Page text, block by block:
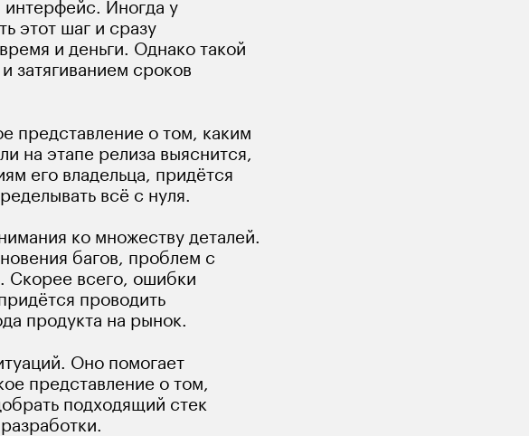
интерфейс. Иногда у
этот шаг и сразу
и деньги. Однако такой
затягиванием сроков
представление о том, каким
на этапе релиза выяснится,
его владельца, придётся
всё с нуля.
ко множеству деталей.
багов, проблем с
Скорее всего, ошибки
проводить
продукта на рынок.
Оно помогает
представление о том,
подходящий стек